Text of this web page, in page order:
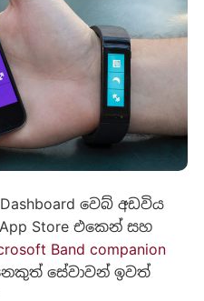
වෙබ් අඩවිය
Store එකෙන් සහ
Band companion
සේවාවන් ඉවත්